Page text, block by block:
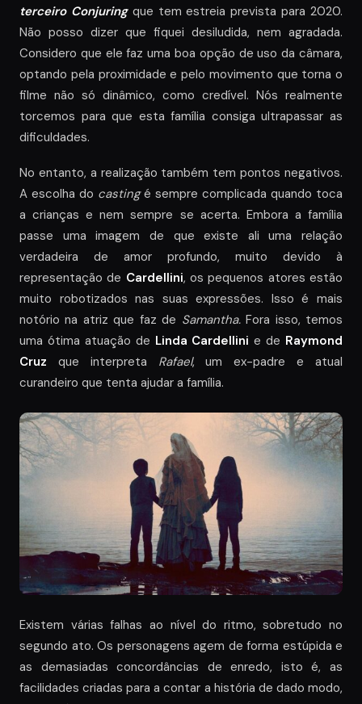
terceiro Conjuring que tem estreia prevista para 2020.
Não posso dizer que fiquei desiludida, nem agradada.
Considero que ele faz uma boa opção de uso da câmara,
optando pela proximidade e pelo movimento que torna o
filme não só dinâmico, como credível. Nós realmente
torcemos para que esta família consiga ultrapassar as
dificuldades.
No entanto, a realização também tem pontos negativos.
A escolha do castingé sempre complicada quando toca
a crianças e nem sempre se acerta. Embora a família
passe uma imagem de que existe ali uma relação
verdadeira de amor profundo, muito devido à
representação de Cardellini, os pequenos atores estão
muito robotizados nas suas expressões. Isso é mais
notório na atriz que faz de Samantha.Fora isso, temos
uma ótima atuação de Linda Cardellinie de Raymond
Cruz que interpreta Rafael, um ex-padre e atual
curandeiro que tenta ajudar a família.
Existem várias falhas ao nível do ritmo, sobretudo no
segundo ato. Os personagens agem de forma estúpida e
as demasiadas concordâncias de enredo, isto é, as
facilidades criadas para a contar a história de dado modo,